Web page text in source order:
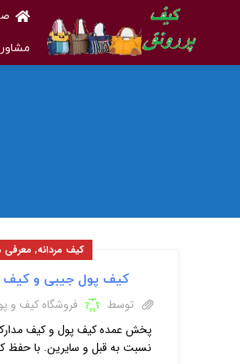
کیف مردانه,
کیف پول جیبی و کیف
توسط فروشگاه کیف و
نسبت به قبل و سایرین. با حفظ